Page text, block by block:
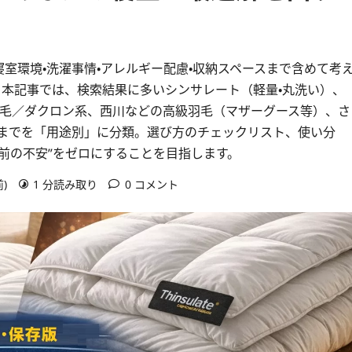
境・洗濯事情・アレルギー配慮・収納スペースまで含めて考
事では、検索結果に多いシンサレート（軽量・丸洗い）、
／ダクロン系、西川などの高級羽毛（マザーグース等）、さ
でを「用途別」に分類。選び方のチェックリスト、使い分
不安”をゼロにすることを目指します。
) 1 分読み取り 0 コメント